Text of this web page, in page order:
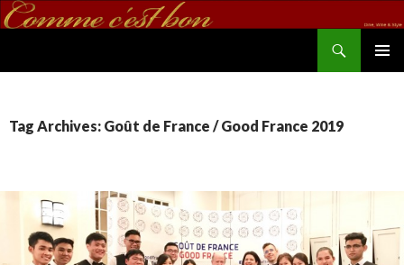
Tag Archives: Goût de France / Good France 2019